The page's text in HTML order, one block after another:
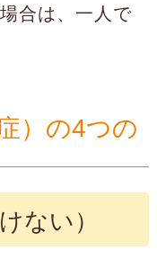
合は、一人で
）の4つの
ない）